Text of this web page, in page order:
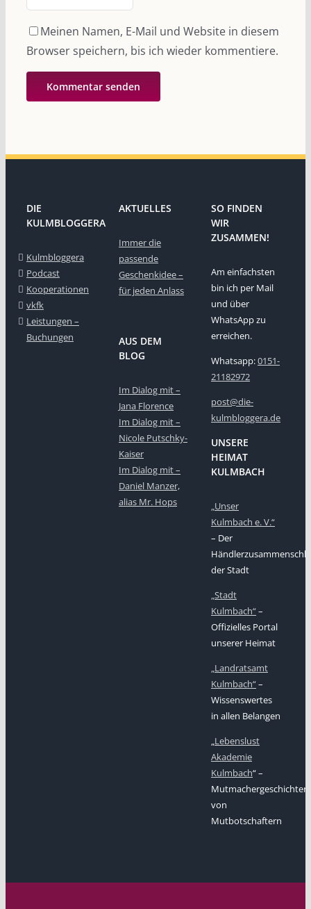
Meinen Namen, E-Mail und Website in diesem
Browser speichern, bis ich wieder kommentiere.
DIE
KULMBLOGGERA
Kulmbloggera
Podcast
Kooperationen
vkfk
Leistungen –
Buchungen
AKTUELLES
Immer die
passende
Geschenkidee –
für jeden Anlass
AUS DEM
BLOG
Im Dialog mit –
Jana Florence
Im Dialog mit –
Nicole Putschky-
Kaiser
Im Dialog mit –
Daniel Manzer,
alias Mr. Hops
SO FINDEN
WIR
ZUSAMMEN!
Am einfachsten
bin ich per Mail
und über
WhatsApp zu
erreichen.
Whatsapp:0151-
21182972
post@die-
kulmbloggera.de
UNSERE
HEIMAT
KULMBACH
„Unser
Kulmbach e. V.“
– Der
der Stadt
„Stadt
Kulmbach“–
Offizielles Portal
unserer Heimat
„Landratsamt
Kulmbach“–
Wissenswertes
in allen Belangen
„Lebenslust
Akademie
Kulmbach“ –
Mutmachergeschichten
von
Mutbotschaftern